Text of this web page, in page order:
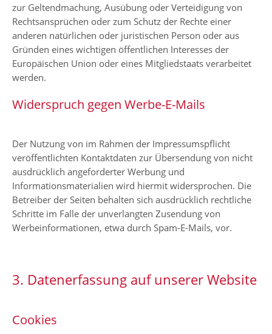
zur Geltendmachung, Ausübung oder Verteidigung von
Rechtsansprüchen oder zum Schutz der Rechte einer
anderen natürlichen oder juristischen Person oder aus
Gründen eines wichtigen öffentlichen Interesses der
Europäischen Union oder eines Mitgliedstaats verarbeitet
werden.
Widerspruch gegen Werbe-E-Mails
Der Nutzung von im Rahmen der Impressumspflicht
veröffentlichten Kontaktdaten zur Übersendung von nicht
ausdrücklich angeforderter Werbung und
Informationsmaterialien wird hiermit widersprochen. Die
Betreiber der Seiten behalten sich ausdrücklich rechtliche
Schritte im Falle der unverlangten Zusendung von
Werbeinformationen, etwa durch Spam-E-Mails, vor.
3. Datenerfassung auf unserer Website
Cookies